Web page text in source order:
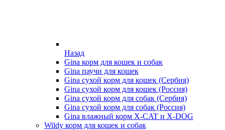
Назад
Gina корм для кошек и собак
Gina паучи для кошек
Gina сухой корм для кошек (Сербия)
Gina сухой корм для кошек (Россия)
Gina сухой корм для собак (Сербия)
Gina сухой корм для собак (Россия)
Gina влажный корм X-CAT и X-DOG
Wildy корм для кошек и собак